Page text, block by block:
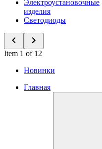
Электроустановочные
изделия
Светодиоды
Item 1 of 12
Новинки
Главная